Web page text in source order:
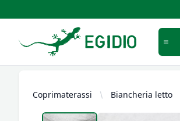
Intimo Egidio
Coprimaterassi Biancheria letto